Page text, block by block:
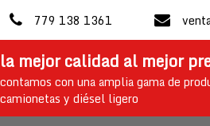
to
content
779 138 1361
la mejor calidad al mejor
contamos con una amplia gama de
camionetas y diésel ligero